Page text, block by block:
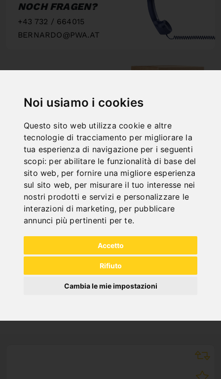
Noi usiamo i cookies
Questo sito web utilizza cookie e altre
tecnologie di tracciamento per migliorare la
tua esperienza di navigazione per i seguenti
scopi: per abilitare le funzionalità di base del
sito web, per fornire una migliore esperienza
sul sito web, per misurare il tuo interesse nei
nostri prodotti e servizi e personalizzare le
interazioni di marketing, per pubblicare
annunci più pertinenti per te.
Accetto
Rifiuto
Cambia le mie impostazioni
NOCH FRAGEN?
+43 732 / 664015
BERNARDO@PWA.AT
SCHNELLE
LIEFERUNG
ONLINE
KATALOGE